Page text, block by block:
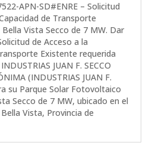
APN-SD#ENRE – Solicitud
de Transporte
Vista Secco de 7 MW. Dar
de Acceso a la
Existente requerida
JUAN F. SECCO
(INDUSTRIAS JUAN F.
su Parque Solar Fotovoltaico
Secco de 7 MW, ubicado en el
Vista, Provincia de